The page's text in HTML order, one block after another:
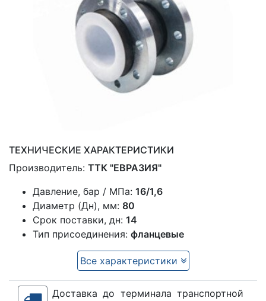
ТЕХНИЧЕСКИЕ ХАРАКТЕРИСТИКИ
Производитель: ТТК "ЕВРАЗИЯ"
Давление, бар / МПа: 16/1,6
Диаметр (Дн), мм: 80
Срок поставки, дн: 14
Тип присоединения: фланцевые
Все характеристики
Доставка до терминала транспортной